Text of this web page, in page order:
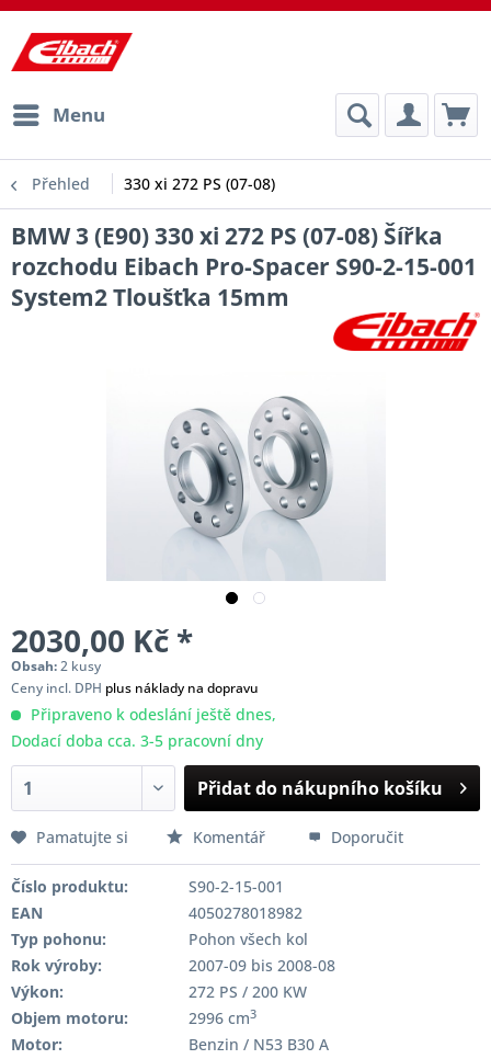
Menu
Přehled 330 xi 272 PS (07-08)
BMW 3 (E90) 330 xi 272 PS (07-08) Šířka
rozchodu Eibach Pro-Spacer S90-2-15-001
System2 Tloušťka 15mm
2030,00 Kč *
Obsah:2 kusy
Ceny incl. DPH plus náklady na dopravu
Připraveno k odeslání ještě dnes,
Dodací doba cca. 3-5 pracovní dny
Přidat do nákupního košíku
Pamatujte si Komentář Doporučit
Číslo produktu:
S90-2-15-001
EAN
4050278018982
Typ pohonu:
Pohon všech kol
Rok výroby:
2007-09 bis 2008-08
Výkon:
272 PS / 200 KW
Objem motoru:
2996 cm3
Motor:
Benzin / N53 B30 A